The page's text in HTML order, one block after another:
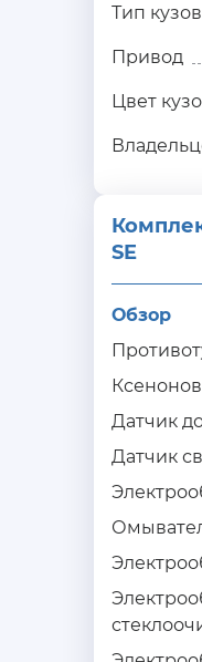
Тип
Привод
Цвет
SE
Обзор
Датчик
Датчик